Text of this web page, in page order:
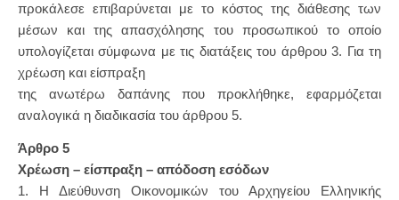
προκάλεσε επιβαρύνεται με το κόστος της διάθεσης των
μέσων και της απασχόλησης του προσωπικού το οποίο
υπολογίζεται σύμφωνα με τις διατάξεις του άρθρου 3. Για τη
χρέωση και είσπραξη
της ανωτέρω δαπάνης που προκλήθηκε, εφαρμόζεται
αναλογικά η διαδικασία του άρθρου 5.
Άρθρο 5
Χρέωση – είσπραξη – απόδοση εσόδων
1. Η Διεύθυνση Οικονομικών του Αρχηγείου Ελληνικής